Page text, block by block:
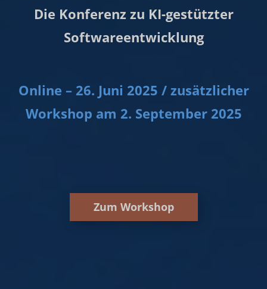
Die Konferenz zu KI-gestützter
Softwareentwicklung
Online – 26. Juni 2025 / zusätzlicher
Workshop am 2. September 2025
Zum Workshop